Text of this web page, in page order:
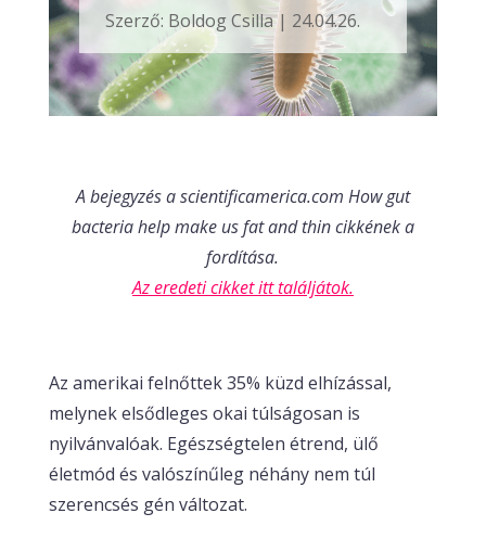
Szerző: Boldog Csilla| 24.04.26.
A bejegyzés a scientificamerica.com How gut
bacteria help make us fat and thin cikkének a
fordítása.
Az eredeti cikket itt találjátok.
Az amerikai felnőttek 35% küzd elhízással,
melynek elsődleges okai túlságosan is
nyilvánvalóak. Egészségtelen étrend, ülő
életmód és valószínűleg néhány nem túl
szerencsés gén változat.